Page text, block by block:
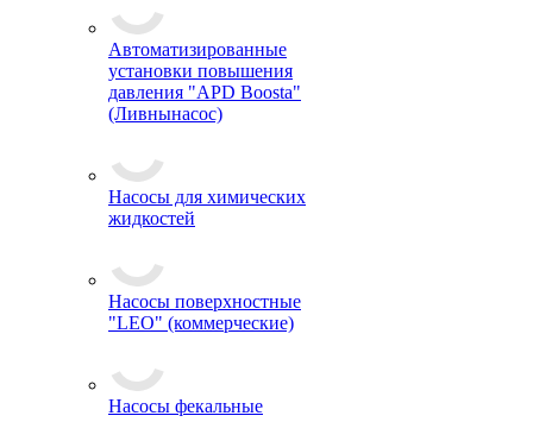
Автоматизированные
установки повышения
давления "APD Boosta"
(Ливнынасос)
Насосы для химических
жидкостей
Насосы поверхностные
"LEO" (коммерческие)
Насосы фекальные